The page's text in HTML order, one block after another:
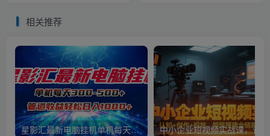
相关推荐
星影汇最新电脑挂机单机每天300+团队管道收益轻松日入1000+